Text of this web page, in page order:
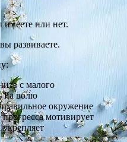
или нет.
развиваете.
с малого
на волю
окружение
мотивирует